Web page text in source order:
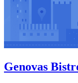
Genovas